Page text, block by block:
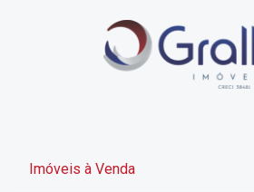
Imóveis à Venda